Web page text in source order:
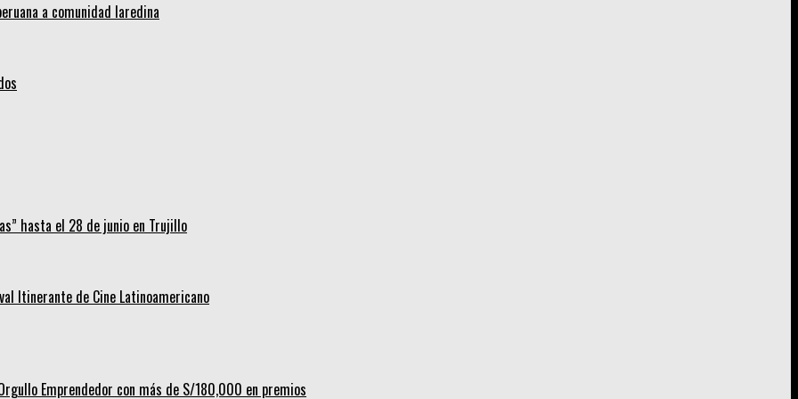
a comunidad laredina
hasta el 28 de junio en Trujillo
Itinerante de Cine Latinoamericano
Emprendedor con más de S/180,000 en premios